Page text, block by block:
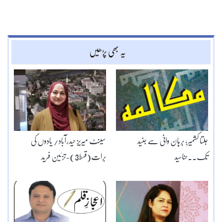
یہ بھی پڑھیں
سینٹ میریز حیدرآباد/ یادوں کی
برات(قسط3)-تزئین فرید
جلتا کشمیر؛ برہان وانی سے جنید
تک..حناسید